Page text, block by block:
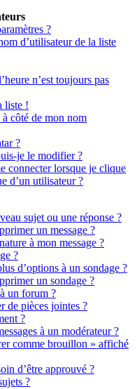
?
d’utilisateur de la liste
n’est toujours pas
liste !
côté de mon nom
?
je le modifier ?
connecter lorsque je clique
d’un utilisateur ?
sujet ou une réponse ?
un message ?
à mon message ?
?
d’options à un sondage ?
un sondage ?
un forum ?
de pièces jointes ?
?
à un modérateur ?
comme brouillon » affiché
d’être approuvé ?
?